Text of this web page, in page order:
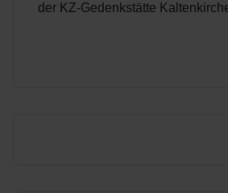
der KZ-Gedenkstätte